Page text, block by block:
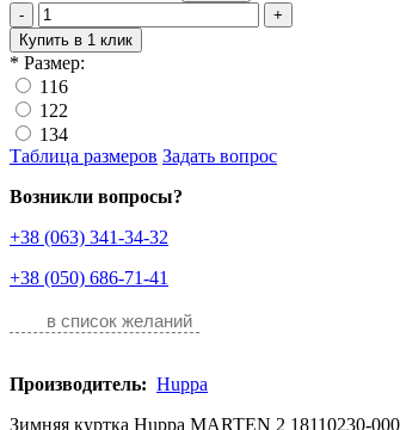
-
+
Купить в 1 клик
* Размер:
116
122
134
Таблица размеров Задать вопрос
Возникли вопросы?
+38 (063) 341-34-32
+38 (050) 686-71-41
в список желаний
Производитель: Huppa
Зимняя куртка Huppa MARTEN 2 18110230-